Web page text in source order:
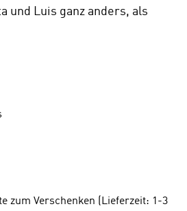
und Luis ganz anders, als
zum Verschenken (Lieferzeit: 1-3